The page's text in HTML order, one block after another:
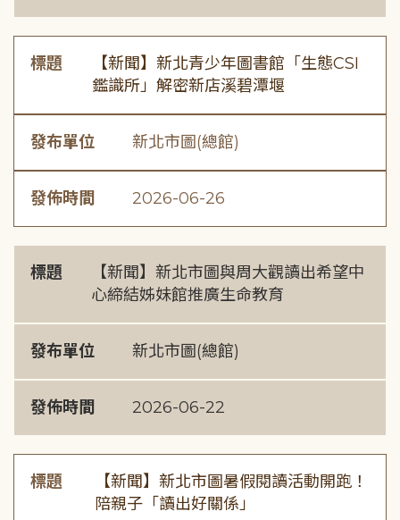
標題
【新聞】新北青少年圖書館「生態CSI
鑑識所」解密新店溪碧潭堰
發布單位 新北市圖(總館)
發佈時間 2026-06-26
標題
【新聞】新北市圖與周大觀讀出希望中
心締結姊妹館推廣生命教育
發布單位 新北市圖(總館)
發佈時間 2026-06-22
標題
【新聞】新北市圖暑假閱讀活動開跑！
陪親子「讀出好關係」